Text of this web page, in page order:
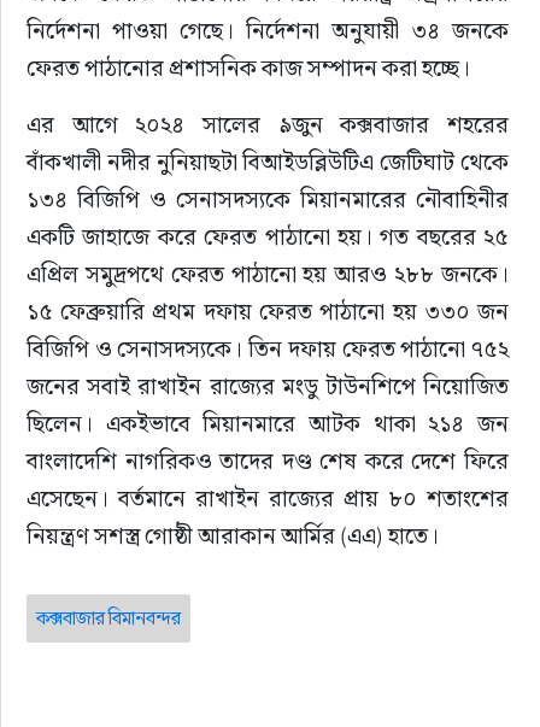
নির্দেশনা পাওয়া গেছে। নির্দেশনা অনুযায়ী ৩৪ জনকে
ফেরত পাঠানোর প্রশাসনিক কাজ সম্পাদন করা হচ্ছে।
এর আগে ২০২৪ সালের ৯জুন কক্সবাজার শহরের
বাঁকখালী নদীর নুনিয়াছটা বিআইডব্লিউটিএ জেটিঘাট থেকে
১৩৪ বিজিপি ও সেনাসদস্যকে মিয়ানমারের নৌবাহিনীর
একটি জাহাজে করে ফেরত পাঠানো হয়। গত বছরের ২৫
এপ্রিল সমুদ্রপথে ফেরত পাঠানো হয় আরও ২৮৮ জনকে।
১৫ ফেব্রুয়ারি প্রথম দফায় ফেরত পাঠানো হয় ৩৩০ জন
বিজিপি ও সেনাসদস্যকে। তিন দফায় ফেরত পাঠানো ৭৫২
জনের সবাই রাখাইন রাজ্যের মংডু টাউনশিপে নিয়োজিত
ছিলেন। একইভাবে মিয়ানমারে আটক থাকা ২১৪ জন
বাংলাদেশি নাগরিকও তাদের দণ্ড শেষ করে দেশে ফিরে
এসেছেন। বর্তমানে রাখাইন রাজ্যের প্রায় ৮০ শতাংশের
নিয়ন্ত্রণ সশস্ত্র গোষ্ঠী আরাকান আর্মির (এএ) হাতে।
কক্সবাজার বিমানবন্দর